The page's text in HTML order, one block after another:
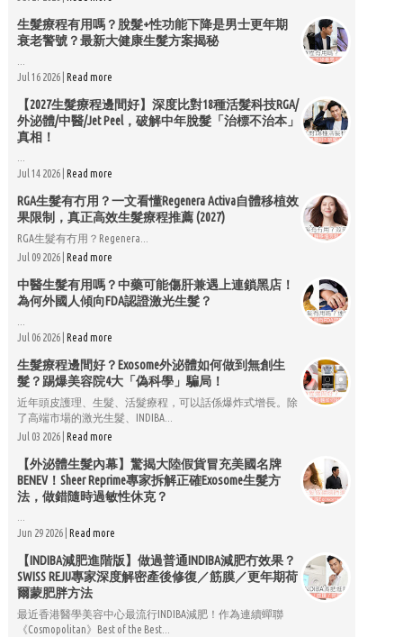
生髮療程有用嗎？脫髮+性功能下降是男士更年期
衰老警號？最新大健康生髮方案揭秘
Jul 16 2026 | Read more
【2027生髮療程邊間好】深度比對18種活髮科技RGA/
外泌體/中醫/Jet Peel，破解中年脫髮「治標不治本」
真相！
Jul 14 2026 | Read more
RGA生髮有冇用？一文看懂Regenera Activa自體移植效
果限制，真正高效生髮療程推薦 (2027)
RGA生髮有冇用？Regenera...
Jul 09 2026 | Read more
中醫生髮有用嗎？中藥可能傷肝兼遇上連鎖黑店！
為何外國人傾向FDA認證激光生髮？
Jul 06 2026 | Read more
生髮療程邊間好？Exosome外泌體如何做到無創生
髮？踢爆美容院4大「偽科學」騙局！
近年頭皮護理、生髮、活髮療程，可以話係爆炸式增長。除
了高端市場的激光生髮、INDIBA...
Jul 03 2026 | Read more
【外泌體生髮內幕】驚揭大陸假貨冒充美國名牌
BENEV！Sheer Reprime專家拆解正確Exosome生髮方
法，做錯隨時過敏性休克？
Jun 29 2026 | Read more
【INDIBA減肥進階版】做過普通INDIBA減肥冇效果？
SWISS REJU專家深度解密產後修復／筋膜／更年期荷
爾蒙肥胖方法
最近香港醫學美容中心最流行INDIBA減肥！作為連續蟬聯
《Cosmopolitan》Best of the Best...